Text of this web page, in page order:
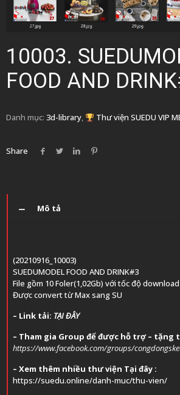
10003.
FOOD AND
Danh mục: 3d-library, Thư viện SUEDU VIP
Share
Mô tả
(20210916_10003)
SUEDUMODEL FOOD AND DRINK#3
File gồm 10 Foler(1,02Gb) với tốc độ
Được convert từ Max sang SU
– Link tải: TẠI ĐÂY
– Tham gia Group để được hỗ trợ – tặng
https://www.facebook.com/groups/
– Xem thêm nhiều thư viện Tại đây :
https://suedu.online/danh-muc/thu-vien/